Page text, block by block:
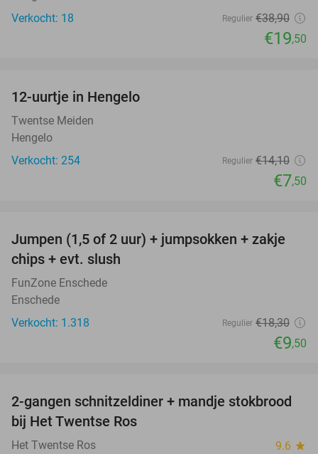
Verkocht: 18
Regulier €38,90
€19,50
12-uurtje in Hengelo
Twentse Meiden
Hengelo
Verkocht: 254
Regulier €14,10
€7,50
48%
Jumpen (1,5 of 2 uur) + jumpsokken + zakje
chips + evt. slush
FunZone Enschede
Enschede
Verkocht: 1.318
Regulier €18,30
€9,50
41%
2-gangen schnitzeldiner + mandje stokbrood
bij Het Twentse Ros
Het Twentse Ros 9.6 star